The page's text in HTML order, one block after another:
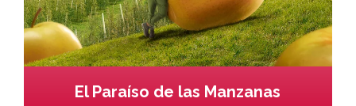
El Paraíso de las Manzanas